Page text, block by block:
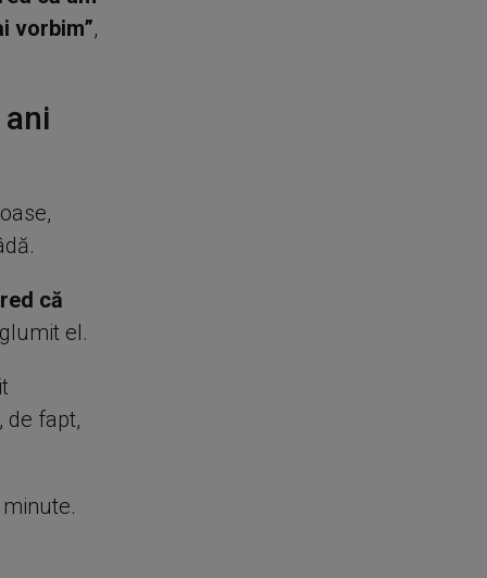
vorbim”,
că
el.
de fapt,